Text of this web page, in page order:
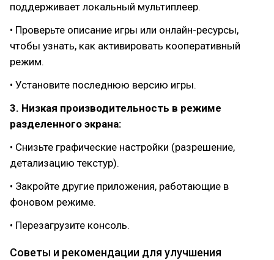
поддерживает локальный мультиплеер.
• Проверьте описание игры или онлайн-ресурсы,
чтобы узнать, как активировать кооперативный
режим.
• Установите последнюю версию игры.
3. Низкая производительность в режиме
разделенного экрана:
• Снизьте графические настройки (разрешение,
детализацию текстур).
• Закройте другие приложения, работающие в
фоновом режиме.
• Перезагрузите консоль.
Советы и рекомендации для улучшения